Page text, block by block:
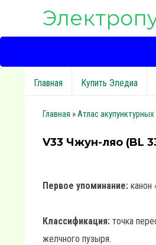
Главная Купить Эледиа
Главная »Атлас
V33 Чжун-ляо (BL
Первое упоминание: канон
Классификация: точка
желчного пузыря.